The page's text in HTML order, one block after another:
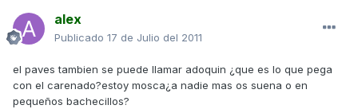
alex
Publicado 17 de Julio del 2011
el paves tambien se puede llamar adoquin ¿que es lo que pega
con el carenado?estoy mosca¿a nadie mas os suena o en
pequeños bachecillos?